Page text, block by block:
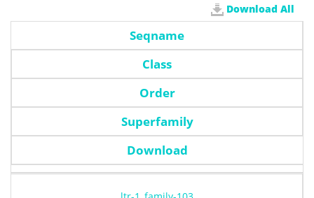
Download All
Seqname
Class
Order
Superfamily
Download